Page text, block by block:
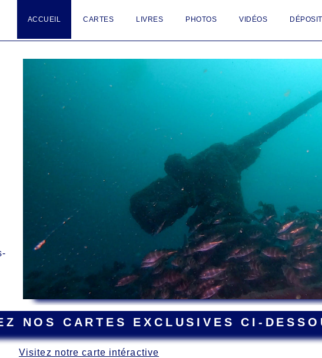
ACCUEIL CARTES LIVRES PHOTOS VIDÉOS
NOS CARTES EXCLUSIVES CI-
Visitez notre carte intéractive